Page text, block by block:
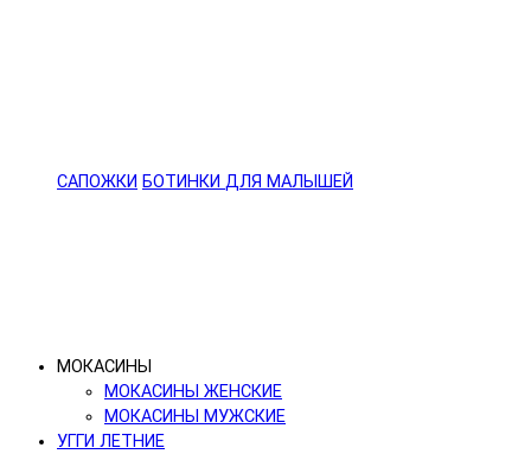
САПОЖКИ БОТИНКИ ДЛЯ МАЛЫШЕЙ
МОКАСИНЫ
МОКАСИНЫ ЖЕНСКИЕ
МОКАСИНЫ МУЖСКИЕ
УГГИ ЛЕТНИЕ